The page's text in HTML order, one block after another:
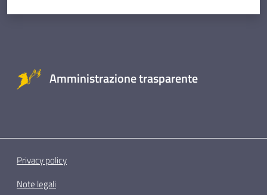
Amministrazione trasparente
Privacy policy
Note legali